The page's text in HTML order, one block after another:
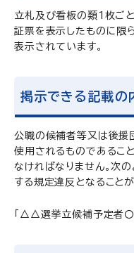
立札及び看板の類1枚ご
証票を表示したものに限
表示されています。
掲示できる記載の
公職の候補者等又は後援
使用されるものであるこ
なければなりません。次
する規定違反となること
「△△選挙立候補予定者〇